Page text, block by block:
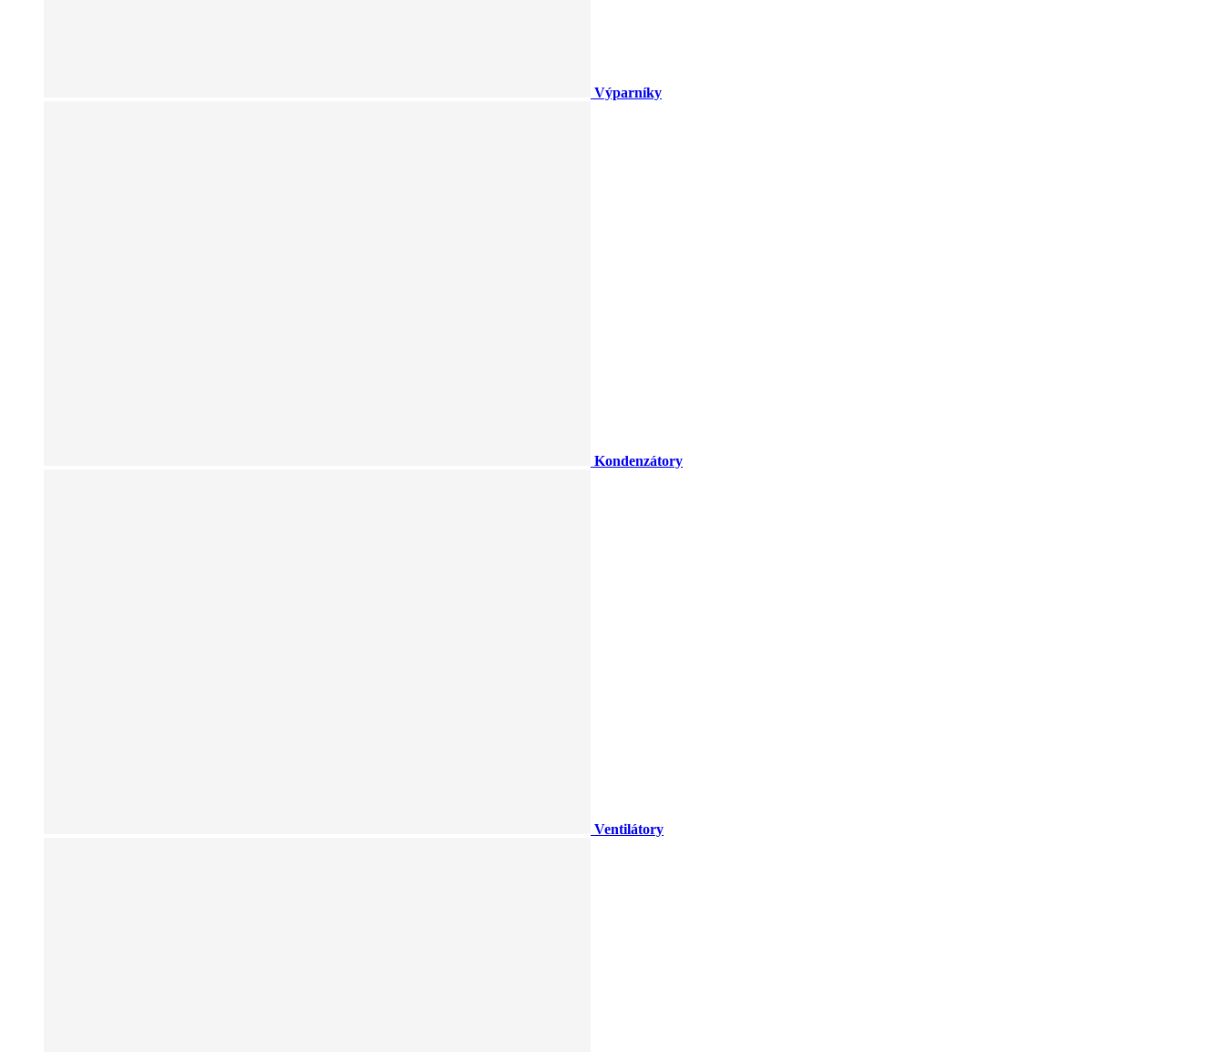
Výparníky
Kondenzátory
Ventilátory